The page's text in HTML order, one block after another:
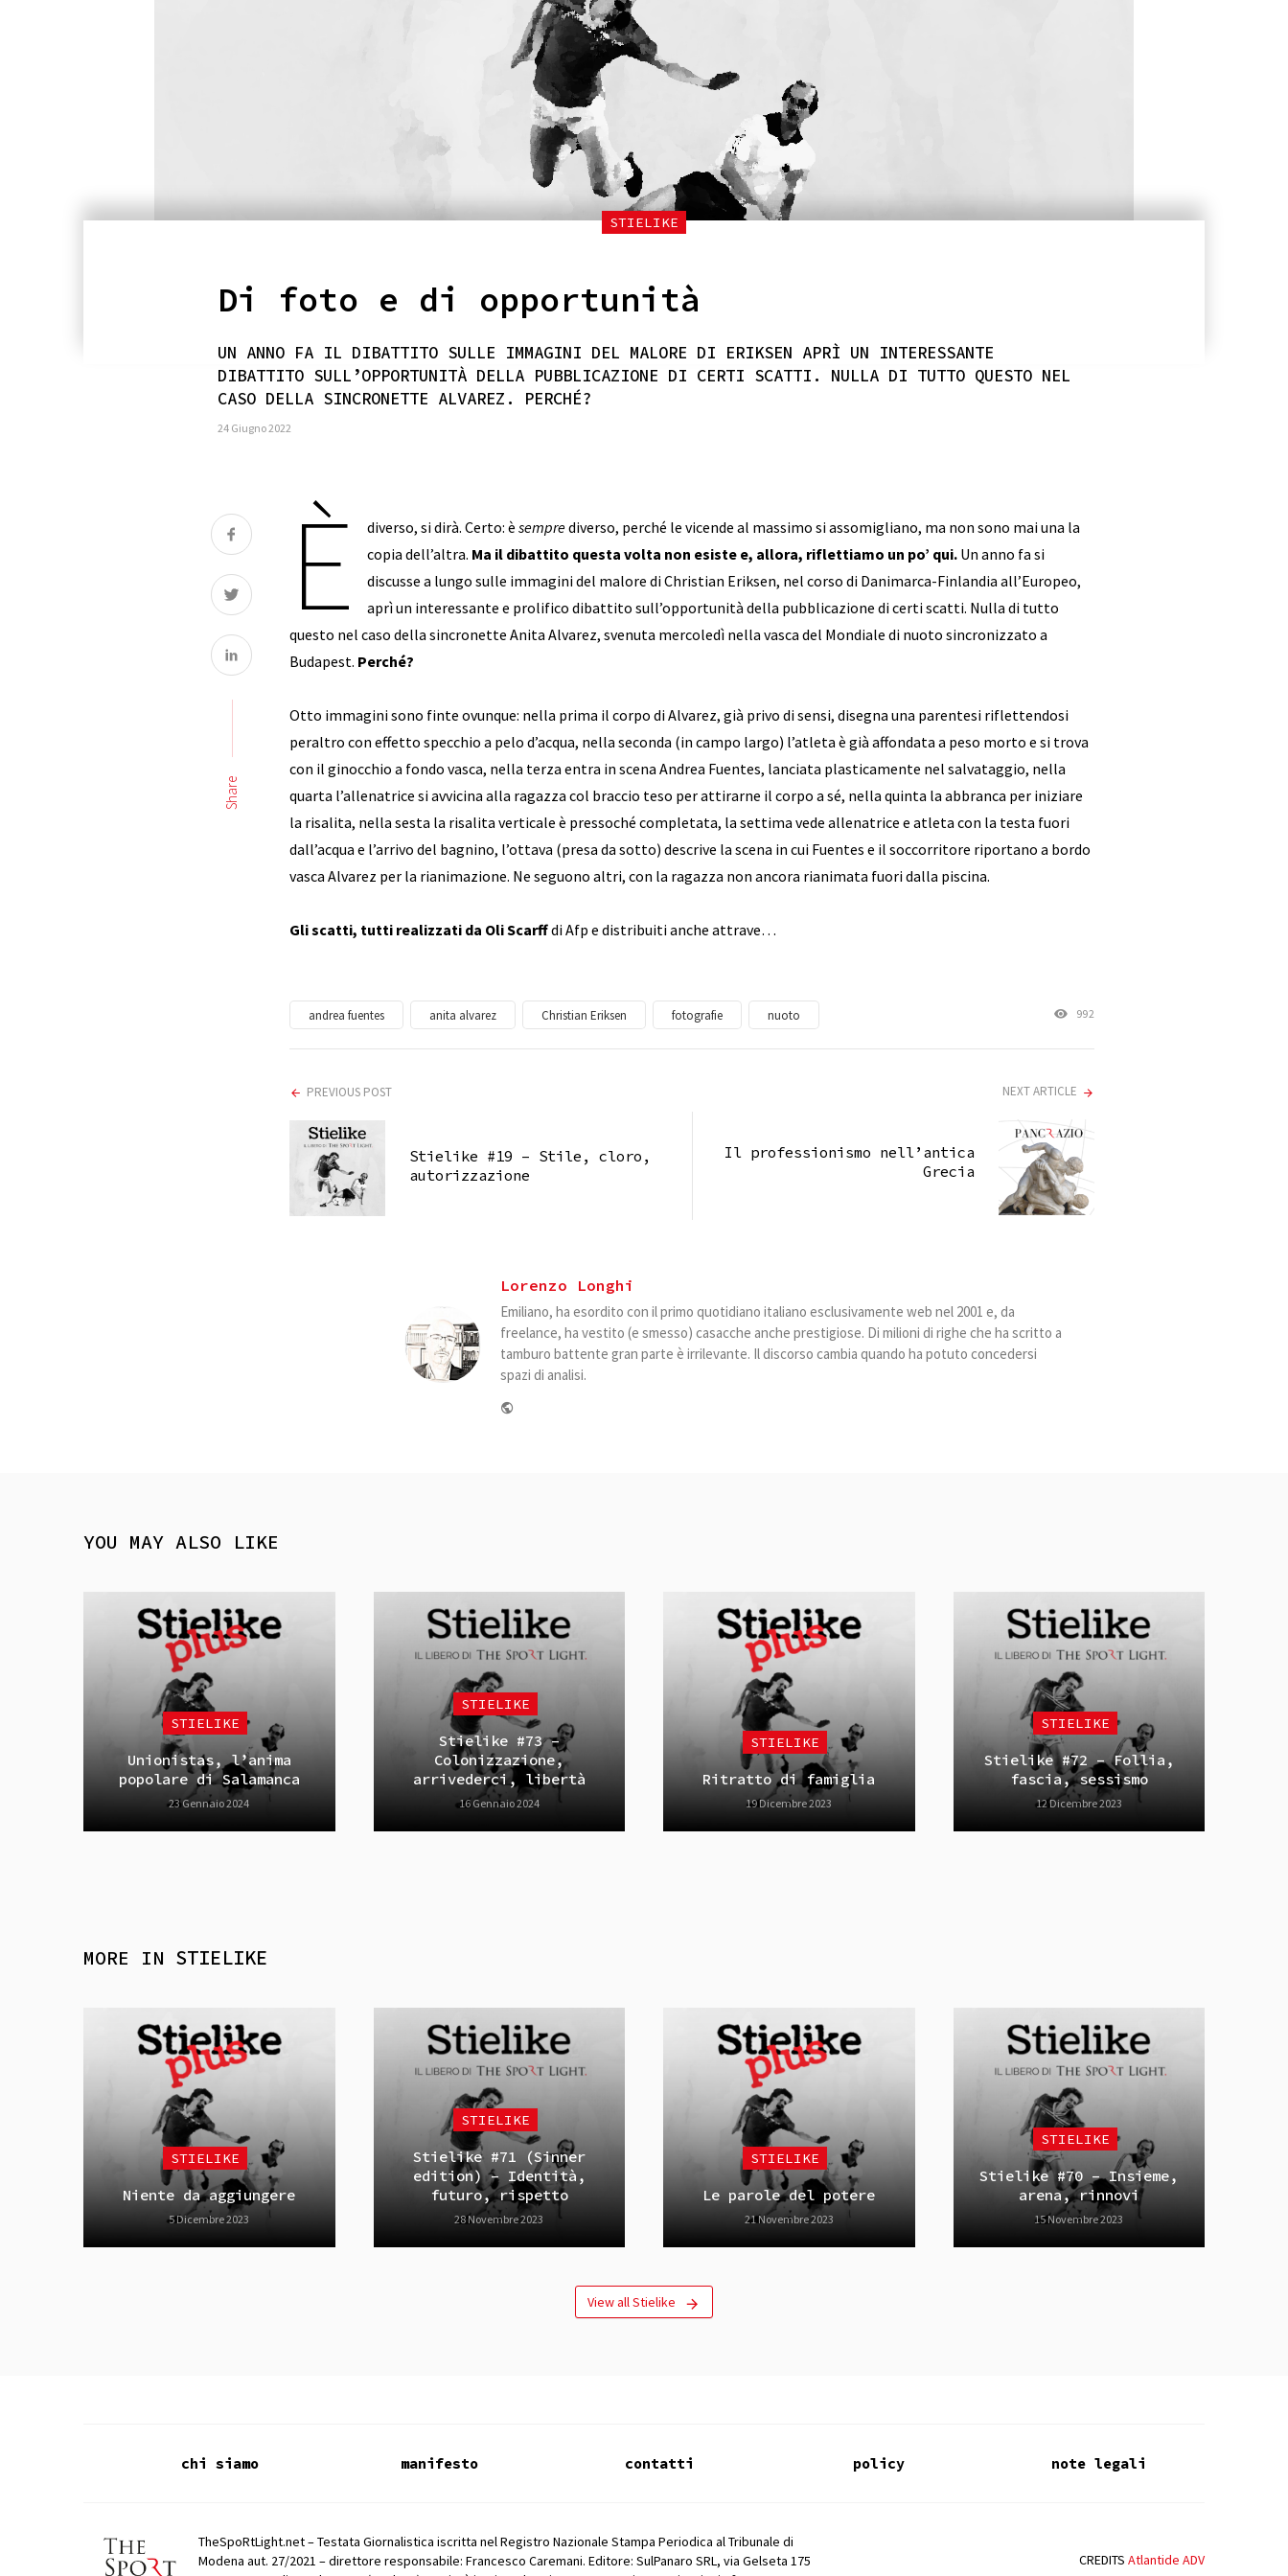
STIELIKE
Di foto e di opportunità
UN ANNO FA IL DIBATTITO SULLE IMMAGINI DEL MALORE DI ERIKSEN APRÌ UN INTERESSANTE
DIBATTITO SULL’OPPORTUNITÀ DELLA PUBBLICAZIONE DI CERTI SCATTI. NULLA DI TUTTO QUESTO NEL
CASO DELLA SINCRONETTE ALVAREZ. PERCHÉ?
24 Giugno 2022
Share
È diverso, si dirà. Certo: èsemprediverso, perché le vicende al massimo si assomigliano, ma non sono mai una la
copia dell’altra. Ma il dibattito questa volta non esiste e, allora, riflettiamo un po’ qui. Un anno fa si
discusse a lungo sulle immagini del malore di Christian Eriksen, nel corso di Danimarca-Finlandia all’Europeo,
aprì un interessante e prolifico dibattito sull’opportunità della pubblicazione di certi scatti. Nulla di tutto
questo nel caso della sincronette Anita Alvarez, svenuta mercoledì nella vasca del Mondiale di nuoto sincronizzato a
Budapest. Perché?
Otto immagini sono finte ovunque: nella prima il corpo di Alvarez, già privo di sensi, disegna una parentesi riflettendosi
peraltro con effetto specchio a pelo d’acqua, nella seconda (in campo largo) l’atleta è già affondata a peso morto e si trova
con il ginocchio a fondo vasca, nella terza entra in scena Andrea Fuentes, lanciata plasticamente nel salvataggio, nella
quarta l’allenatrice si avvicina alla ragazza col braccio teso per attirarne il corpo a sé, nella quinta la abbranca per iniziare
la risalita, nella sesta la risalita verticale è pressoché completata, la settima vede allenatrice e atleta con la testa fuori
dall’acqua e l’arrivo del bagnino, l’ottava (presa da sotto) descrive la scena in cui Fuentes e il soccorritore riportano a bordo
vasca Alvarez per la rianimazione. Ne seguono altri, con la ragazza non ancora rianimata fuori dalla piscina.
Gli scatti, tutti realizzati da Oli Scarffdi Afp e distribuiti anche attrave…
andrea fuentes anita alvarez Christian Eriksen fotografie nuoto 992
PREVIOUS POST
Stielike #19 – Stile, cloro,
autorizzazione
NEXT ARTICLE
Il professionismo nell’antica
Grecia
Lorenzo Longhi
Emiliano, ha esordito con il primo quotidiano italiano esclusivamente web nel 2001 e, da
freelance, ha vestito (e smesso) casacche anche prestigiose. Di milioni di righe che ha scritto a
tamburo battente gran parte è irrilevante. Il discorso cambia quando ha potuto concedersi
spazi di analisi.
YOU MAY ALSO LIKE
STIELIKE
Unionistas, l’anima
popolare di Salamanca
23 Gennaio 2024
STIELIKE
Stielike #73 –
Colonizzazione,
arrivederci, libertà
16 Gennaio 2024
STIELIKE
Ritratto di famiglia
19 Dicembre 2023
STIELIKE
Stielike #72 – Follia,
fascia, sessismo
12 Dicembre 2023
MORE IN STIELIKE
STIELIKE
Niente da aggiungere
5 Dicembre 2023
STIELIKE
Stielike #71 (Sinner
edition) – Identità,
futuro, rispetto
28 Novembre 2023
STIELIKE
Le parole del potere
21 Novembre 2023
STIELIKE
Stielike #70 – Insieme,
arena, rinnovi
15 Novembre 2023
View all Stielike
chi siamo manifesto contatti policy note legali
TheSpoRtLight.net – Testata Giornalistica iscritta nel Registro Nazionale Stampa Periodica al Tribunale di
Modena aut. 27/2021 – direttore responsabile: Francesco Caremani. Editore: SulPanaro SRL, via Gelseta 175
CREDITS Atlantide ADV